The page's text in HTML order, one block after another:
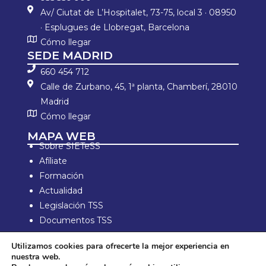
Av/ Ciutat de L’Hospitalet, 73-75, local 3 · 08950
· Esplugues de Llobregat, Barcelona
Cómo llegar
SEDE MADRID
660 454 712
Calle de Zurbano, 45, 1ª planta, Chamberí, 28010
Madrid
Cómo llegar
MAPA WEB
Sobre SIETeSS
Afíliate
Formación
Actualidad
Legislación TSS
Documentos TSS
Información laboral
Zona de Socios
Utilizamos cookies para ofrecerte la mejor experiencia en
nuestra web.